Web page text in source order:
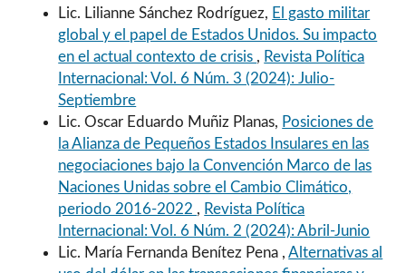
Lic. Lilianne Sánchez Rodríguez, El gasto militar
global y el papel de Estados Unidos. Su impacto
en el actual contexto de crisis , Revista Política
Internacional: Vol. 6 Núm. 3 (2024): Julio-
Septiembre
Lic. Oscar Eduardo Muñiz Planas, Posiciones de
la Alianza de Pequeños Estados Insulares en las
negociaciones bajo la Convención Marco de las
Naciones Unidas sobre el Cambio Climático,
periodo 2016-2022 , Revista Política
Internacional: Vol. 6 Núm. 2 (2024): Abril-Junio
Lic. María Fernanda Benítez Pena ,Alternativas al